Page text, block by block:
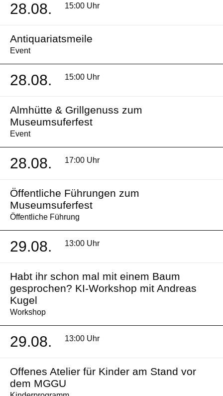
28.08. 15:00 Uhr
Antiquariatsmeile
Event
28.08. 15:00 Uhr
Almhütte & Grillgenuss zum
Museumsuferfest
Event
28.08. 17:00 Uhr
Öffentliche Führungen zum
Museumsuferfest
Öffentliche Führung
29.08. 13:00 Uhr
Habt ihr schon mal mit einem Baum
gesprochen? KI-Workshop mit Andreas
Kugel
Workshop
29.08. 13:00 Uhr
Offenes Atelier für Kinder am Stand vor
dem MGGU